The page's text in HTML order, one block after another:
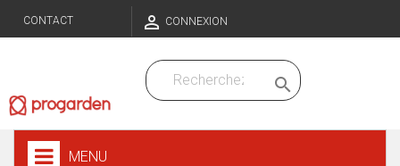
CONTACT  CONNEXION

MENU